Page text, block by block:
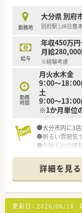
〇「社員第一主
年間休日120日
できる制度）」等
プライベート
してくれる制度
〇社員割引制度
る他、提携の保
〇産休・育休・
スの実績!
産休、育休取得
育児休業より復
す。
可能♪
勤務地
大分県 別府
別府駅 (JR日豊
給与
年収450万
月給
※経験考慮
勤務
時間
月火水木金
9：00～18：
土
9：00～13：
※1か月単位
●大分市内に3店
●明るい雰囲気
●今後も出店経
詳細を見る
更新日： 2026/06/18